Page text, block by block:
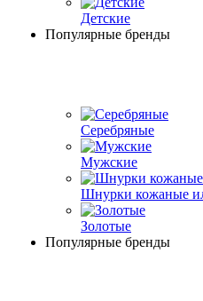
Детские
Популярные бренды
Серебряные
Мужские
Шнурки кожаные
Золотые
Популярные бренды